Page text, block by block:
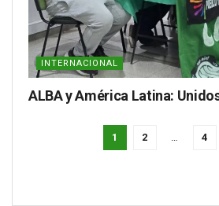
INTERNACIONAL
ALBA y América Latina:
1 2 … 4